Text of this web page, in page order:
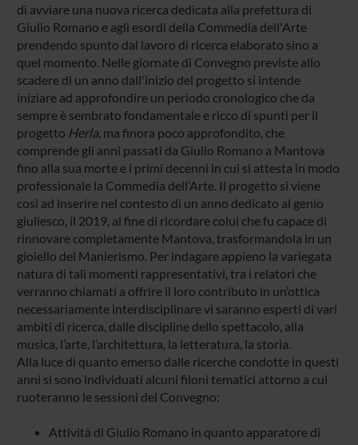
di avviare una nuova ricerca dedicata alla prefettura di
Giulio Romano e agli esordi della Commedia dell'Arte
prendendo spunto dal lavoro di ricerca elaborato sino a
quel momento. Nelle giornate di Convegno previste allo
scadere di un anno dall'inizio del progetto si intende
iniziare ad approfondire un periodo cronologico che da
sempre è sembrato fondamentale e ricco di spunti per il
progetto Herla, ma finora poco approfondito, che
comprende gli anni passati da Giulio Romano a Mantova
fino alla sua morte e i primi decenni in cui si attesta in modo
professionale la Commedia dell’Arte. Il progetto si viene
così ad inserire nel contesto di un anno dedicato al genio
giuliesco, il 2019, al fine di ricordare colui che fu capace di
rinnovare completamente Mantova, trasformandola in un
gioiello del Manierismo. Per indagare appieno la variegata
natura di tali momenti rappresentativi, tra i relatori che
verranno chiamati a offrire il loro contributo in un’ottica
necessariamente interdisciplinare vi saranno esperti di vari
ambiti di ricerca, dalle discipline dello spettacolo, alla
musica, l’arte, l’architettura, la letteratura, la storia.
Alla luce di quanto emerso dalle ricerche condotte in questi
anni si sono individuati alcuni filoni tematici attorno a cui
ruoteranno le sessioni del Convegno:
Attività di Giulio Romano in quanto apparatore di